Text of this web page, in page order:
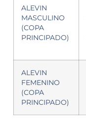
ALEVIN
MASCULINO
(COPA
PRINCIPADO)
ALEVIN
FEMENINO
(COPA
PRINCIPADO)